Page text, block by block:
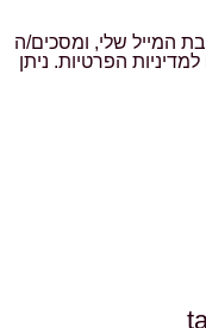
המייל שלי, ומסכים/ה
הפרטיות. ניתן